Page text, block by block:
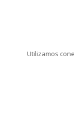
Utilizamos